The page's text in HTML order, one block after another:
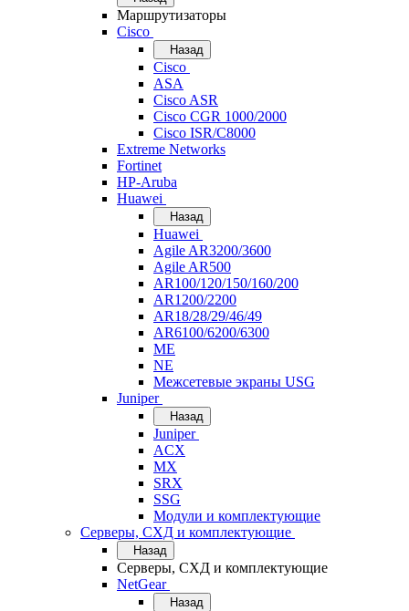
Маршрутизаторы
Cisco
Назад
Cisco
ASA
Cisco ASR
Cisco CGR 1000/2000
Cisco ISR/С8000
Extreme Networks
Fortinet
HP-Aruba
Huawei
Назад
Huawei
Agile AR3200/3600
Agile AR500
AR100/120/150/160/200
AR1200/2200
AR18/28/29/46/49
AR6100/6200/6300
ME
NE
Межсетевые экраны USG
Juniper
Назад
Juniper
ACX
MX
SRX
SSG
Модули и комплектующие
Серверы, СХД и комплектующие
Назад
Серверы, СХД и комплектующие
NetGear
Назад